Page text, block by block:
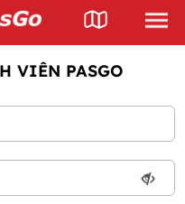
VIÊN PASGO